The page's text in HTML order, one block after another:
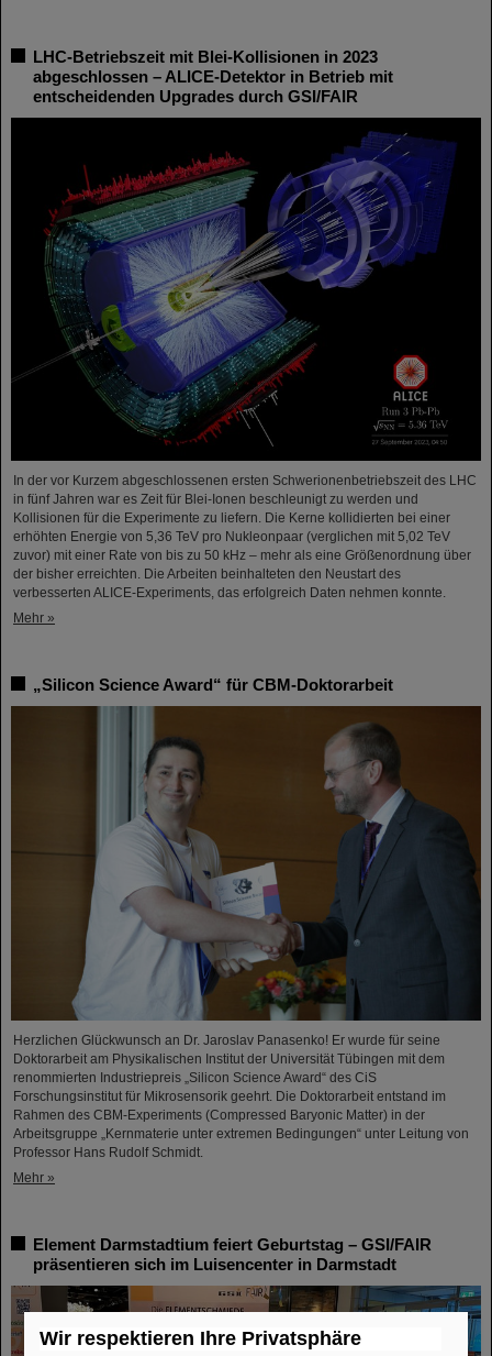
LHC-Betriebszeit mit Blei-Kollisionen in 2023
abgeschlossen – ALICE-Detektor in Betrieb mit
entscheidenden Upgrades durch GSI/FAIR
In der vor Kurzem abgeschlossenen ersten Schwerionenbetriebszeit des LHC
in fünf Jahren war es Zeit für Blei-Ionen beschleunigt zu werden und
Kollisionen für die Experimente zu liefern. Die Kerne kollidierten bei einer
erhöhten Energie von 5,36 TeV pro Nukleonpaar (verglichen mit 5,02 TeV
zuvor) mit einer Rate von bis zu 50 kHz – mehr als eine Größenordnung über
der bisher erreichten. Die Arbeiten beinhalteten den Neustart des
verbesserten ALICE-Experiments, das erfolgreich Daten nehmen konnte.
Mehr »
„Silicon Science Award“ für CBM-Doktorarbeit
Herzlichen Glückwunsch an Dr. Jaroslav Panasenko! Er wurde für seine
Doktorarbeit am Physikalischen Institut der Universität Tübingen mit dem
renommierten Industriepreis „Silicon Science Award“ des CiS
Forschungsinstitut für Mikrosensorik geehrt. Die Doktorarbeit entstand im
Rahmen des CBM-Experiments (Compressed Baryonic Matter) in der
Arbeitsgruppe „Kernmaterie unter extremen Bedingungen“ unter Leitung von
Professor Hans Rudolf Schmidt.
Mehr »
Element Darmstadtium feiert Geburtstag – GSI/FAIR
präsentieren sich im Luisencenter in Darmstadt
Wir respektieren Ihre Privatsphäre